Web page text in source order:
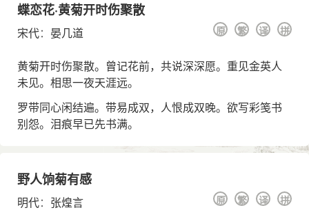
蝶恋花·黄菊开时伤聚散
宋代： 晏几道 拼
译
繁
原
黄菊开时伤聚散。曾记花前，共说深深愿。重见金英人
未见。相思一夜天涯远。
罗带同心闲结遍。带易成双，人恨成双晚。欲写彩笺书
别怨。泪痕早已先书满。
野人饷菊有感
明代： 张煌言 拼
译
繁
原